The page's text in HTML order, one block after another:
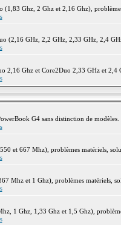
Ghz, 2 Ghz et 2,16 Ghz),
(2,16 GHz, 2,2 GHz, 2,33 GHz, 2,4
2,16 Ghz et Core2Duo 2,33 GHz et 2,4
G4 sans distinction de modèles.
et 667 Mhz), problèmes matériels,
Mhz et 1 Ghz), problèmes matériels,
1 Ghz, 1,33 Ghz et 1,5 Ghz),